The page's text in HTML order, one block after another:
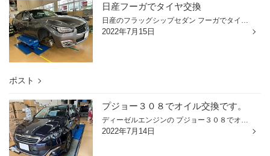
日産フーガでタイヤ交換
2022年7月15日
ポスト
プジョー３０８でオイル交換です。
ディーゼルエンジンの プジョー３０８でオイル交換です。 使用するオイルはもちろん専用オイル トタルクォーツイネオファースト ０Ｗ-３０ プジョー、シトロエンのエンジンオイルは ローサップオイルが指定されています。 プジョー、シトロエンで エンジンオイルの減りが早い方には トタルクォーツ...
2022年7月14日